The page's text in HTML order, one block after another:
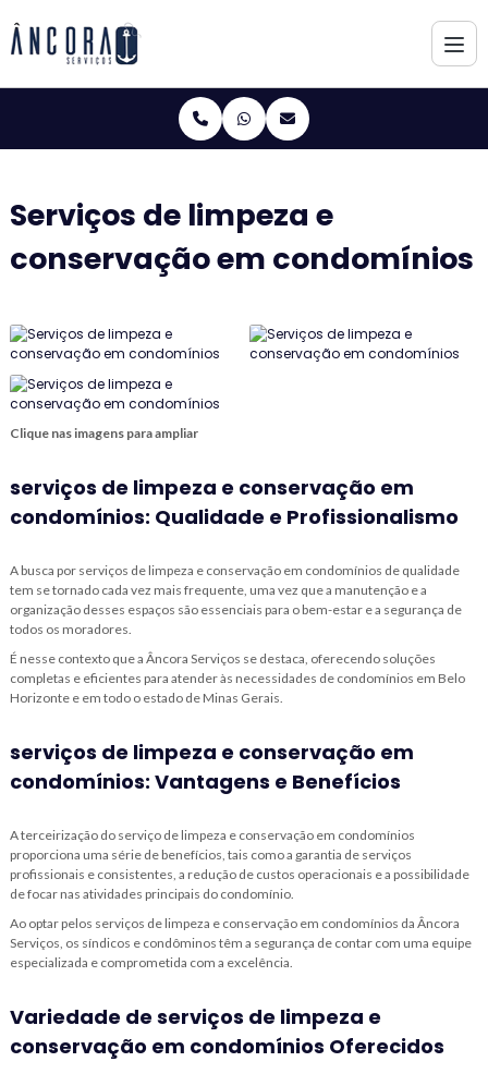
Serviços de limpeza e
conservação em condomínios
Clique nas imagens para ampliar
serviços de limpeza e conservação em
condomínios: Qualidade e Profissionalismo
A busca por serviços de limpeza e conservação em condomínios de qualidade
tem se tornado cada vez mais frequente, uma vez que a manutenção e a
organização desses espaços são essenciais para o bem-estar e a segurança de
todos os moradores.
É nesse contexto que a Âncora Serviços se destaca, oferecendo soluções
completas e eficientes para atender às necessidades de condomínios em Belo
Horizonte e em todo o estado de Minas Gerais.
serviços de limpeza e conservação em
condomínios: Vantagens e Benefícios
A terceirização do serviço de limpeza e conservação em condomínios
proporciona uma série de benefícios, tais como a garantia de serviços
profissionais e consistentes, a redução de custos operacionais e a possibilidade
de focar nas atividades principais do condomínio.
Ao optar pelos serviços de limpeza e conservação em condomínios da Âncora
Serviços, os síndicos e condôminos têm a segurança de contar com uma equipe
especializada e comprometida com a excelência.
Variedade de serviços de limpeza e
conservação em condomínios Oferecidos